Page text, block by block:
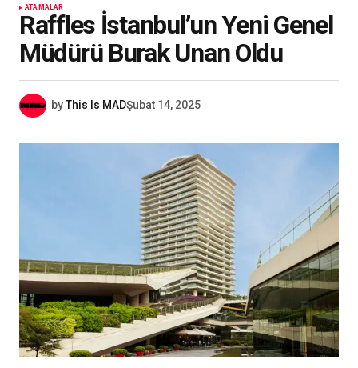
ATAMALAR
Raffles İstanbul’un Yeni Genel
Müdürü Burak Unan Oldu
byThis Is MADŞubat 14, 2025